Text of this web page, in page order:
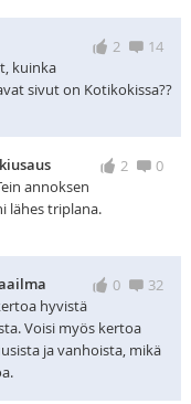
2 14
kuinka
sivut on Kotikokissa??
2 0
annoksen
lähes triplana.
0 32
hyvistä
Voisi myös kertoa
ja vanhoista, mikä